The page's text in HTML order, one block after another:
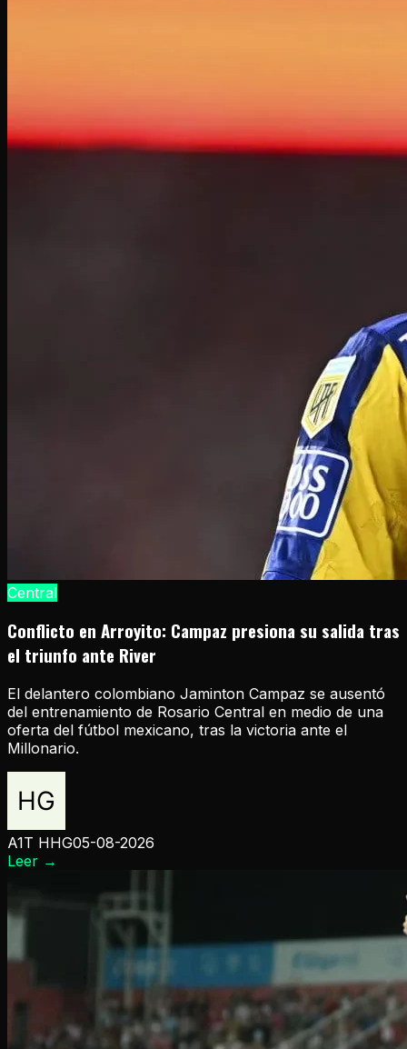
Central
Conflicto en Arroyito: Campaz presiona su salida tras
el triunfo ante River
El delantero colombiano Jaminton Campaz se ausentó
del entrenamiento de Rosario Central en medio de una
oferta del fútbol mexicano, tras la victoria ante el
Millonario.
A1T HHG05-08-2026
Leer →